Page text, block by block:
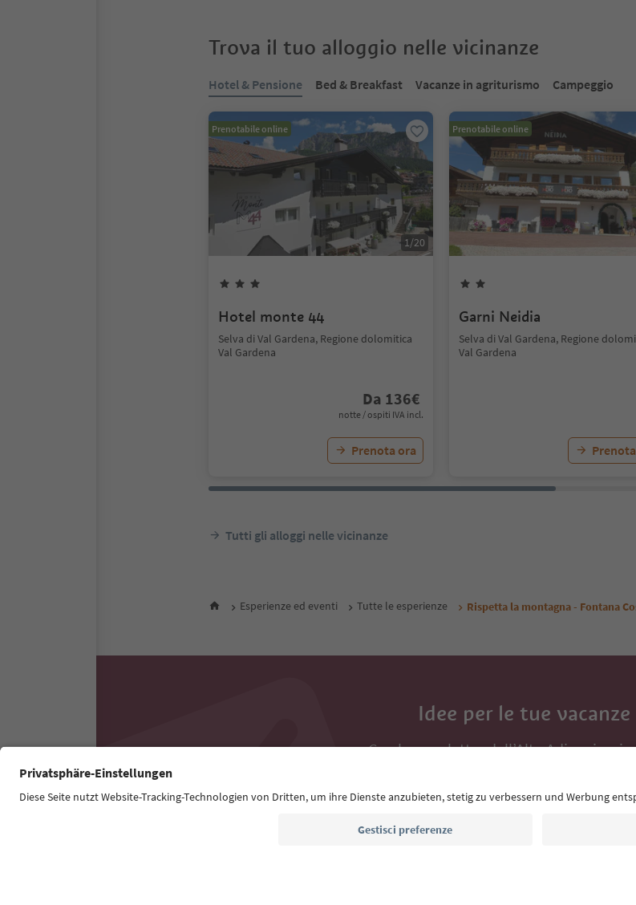
Trova il tuo alloggio nelle vicinanze
Hotel & Pensione Bed & Breakfast Vacanze in agriturismo Campeggio
Prenotabile online
1/20
Hotel monte 44
Selva di Val Gardena, Regione dolomitica
Val Gardena
Da 136€
notte / ospiti IVA incl.
Prenota ora
Prenotabile online
Garni Neidia
Selva di Val Gardena, Regione
Val Gardena
Tutti gli alloggi nelle vicinanze
Esperienze ed eventi Tutte le esperienze Rispetta la montagna - Fontana
Idee per le tue
Con la newsletter dell’Alto Adige ricevi
Indirizzo e-mail*